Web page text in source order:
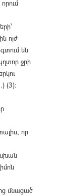
ոյժ
են
ջրի
(3)։
որ
մնացած